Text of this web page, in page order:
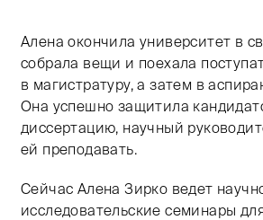
Алена окончила университет в
собрала вещи и поехала
в магистратуру, а затем в
Она успешно защитила
диссертацию, научный
ей преподавать.
Сейчас Алена Зирко ведет
исследовательские семинары